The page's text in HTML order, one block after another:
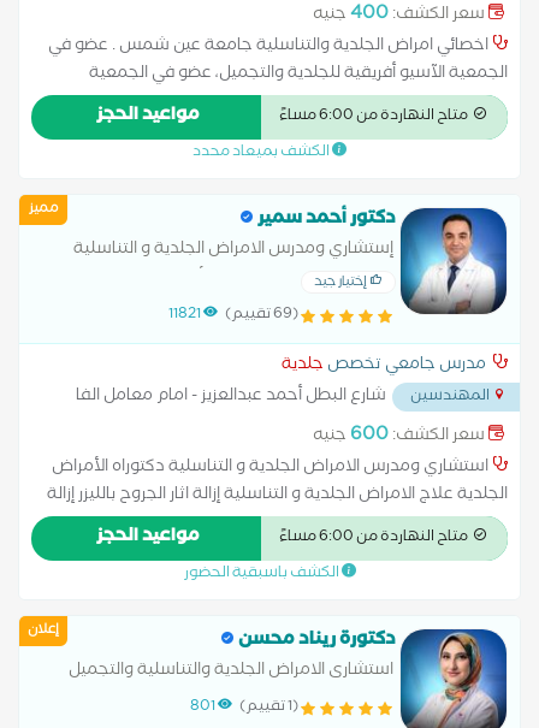
سعر الكشف:400جنيه
اخصائي امراض الجلدية والتناسلية جامعة عين شمس . عضو في
الجمعية الآسيو أفريقية للجلدية والتجميل، عضو في الجمعية
المصرية للأمراض الجلدية والتناسلية علاج حالات الصلع الوراثي وزراعة
الشعر باحدث طرق العلاج .
متاح النهاردة من 6:00 مساءً مواعيد الحجز
الكشف بميعاد محدد
مميز دكتور أحمد سمير
إستشاري ومدرس الامراض الجلدية و التناسلية
بالقوات المسلحة دكتوراه الأمراض الجلدية و
التناسلية
إختيار جيد
(69 تقييم) 11821
مدرس جامعي تخصص جلدية
المهندسين
شارع البطل أحمد عبدالعزيز - امام معامل الفا
سعر الكشف:600 جنيه
استشاري ومدرس الامراض الجلدية و التناسلية دكتوراه الأمراض
الجلدية علاج الامراض الجلدية و التناسلية إزالة اثار الجروح بالليزر إزالة
الشعر بالليزر إزالة الوحمات بالليزر الكي الكهربائي الليزر الكربوني تفتيح
البشرة حساسية الجلد زراعة الشعر علاج آثار الحروق علاج الإكزيما
علاج البشرة علاج التجاعيد علاج التصبغات الجلدية علاج التينيا بالليزر
علاج الكَلَف علاج الكيس الدهني علاج النمش علاج سقوط الشعر
للسيدات علاج عين السمكة علاج فطريات الاظافر عمل الغمازات
متاح النهاردة من 6:00 مساءً مواعيد الحجز
الكشف باسبقية الحضور
إعلان دكتورة ريناد محسن
استشارى الامراض الجلدية والتناسلية والتجميل
وزميل مساعد بالهيئه العامه للمعاهد
(1 تقييم) 801